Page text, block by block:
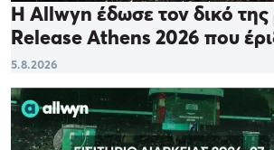
Η Allwyn έδωσε τον δικό
Release Athens 2026 που
5.8.2026